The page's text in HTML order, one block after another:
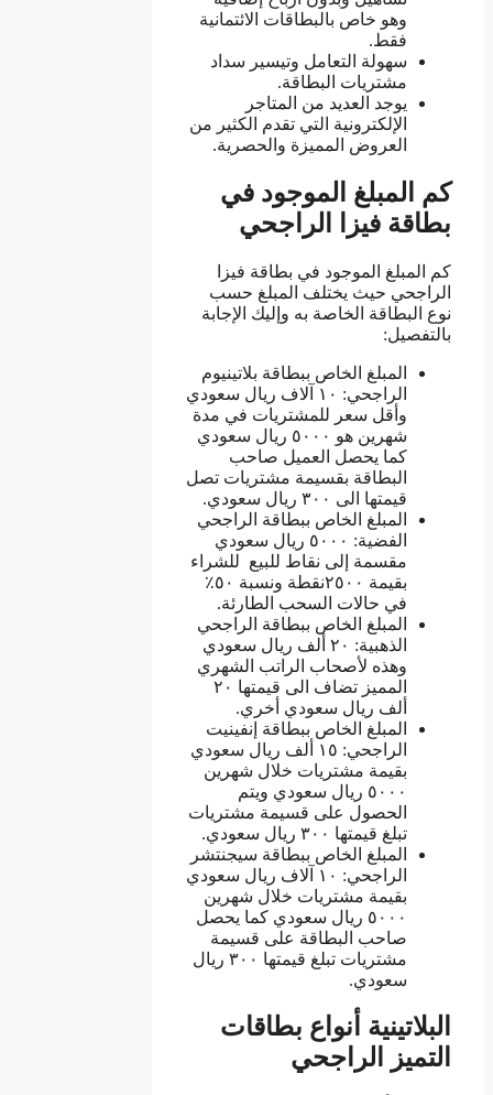
وهو خاص بالبطاقات الائتمانية
فقط.
سهولة التعامل وتيسير سداد
مشتريات البطاقة.
يوجد العديد من المتاجر
الإلكترونية التي تقدم الكثير من
العروض المميزة والحصرية.
كم المبلغ الموجود في
بطاقة فيزا الراجحي
كم المبلغ الموجود في بطاقة فيزا
الراجحي حيث يختلف المبلغ حسب
نوع البطاقة الخاصة به وإليك الإجابة
بالتفصيل:
المبلغ الخاص ببطاقة بلاتينيوم
الراجحي: ١٠ آلاف ريال سعودي
وأقل سعر للمشتريات في مدة
شهرين هو ٥٠٠٠ ريال سعودي
كما يحصل العميل صاحب
البطاقة بقسيمة مشتريات تصل
قيمتها الى ٣٠٠ ريال سعودي.
المبلغ الخاص ببطاقة الراجحي
الفضية: ٥٠٠٠ ريال سعودي
مقسمة إلى نقاط للبيع للشراء
بقيمة ٢٥٠٠نقطة ونسبة ٥٠٪
في حالات السحب الطارئة.
المبلغ الخاص ببطاقة الراجحي
الذهبية: ٢٠ ألف ريال سعودي
وهذه لأصحاب الراتب الشهري
المميز تضاف الى قيمتها ٢٠
ألف ريال سعودي أخري.
المبلغ الخاص ببطاقة إنفينيت​
الراجحي: ١٥ ألف ريال سعودي
بقيمة مشتريات خلال شهرين
٥٠٠٠ ريال سعودي ويتم
الحصول على قسيمة مشتريات
تبلغ قيمتها ٣٠٠ ريال سعودي.
المبلغ الخاص ببطاقة سيجنتشر
الراجحي: ١٠ آلاف ريال سعودي
بقيمة مشتريات خلال شهرين
٥٠٠٠ ريال سعودي كما يحصل
صاحب البطاقة على قسيمة
مشتريات تبلغ قيمتها ٣٠٠ ريال
سعودي.
البلاتينية أنواع بطاقات
التميز الراجحي